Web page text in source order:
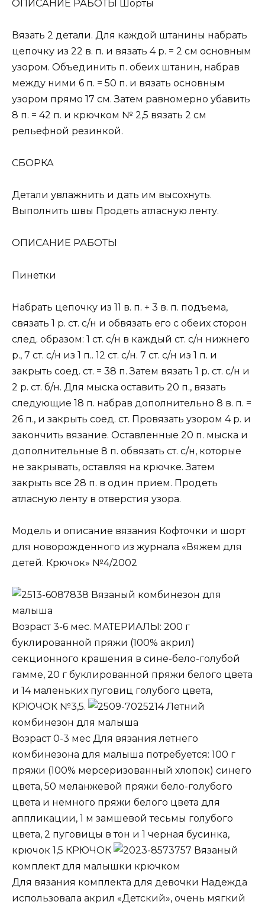
ОПИСАНИЕ РАБОТЫ Шорты
Вязать 2 детали. Для каждой штанины набрать
цепочку из 22 в. п. и вязать 4 р. = 2 см основным
узором. Объединить п. обеих штанин, набрав
между ними 6 п. = 50 п. и вязать основным
узором прямо 17 см. Затем равномерно убавить
8 п. = 42 п. и крючком № 2,5 вязать 2 см
рельефной резинкой.
СБОРКА
Детали увлажнить и дать им высохнуть.
Выполнить швы Продеть атласную ленту.
ОПИСАНИЕ РАБОТЫ
Пинетки
Набрать цепочку из 11 в. п. + 3 в. п. подъема,
связать 1 р. ст. с/н и обвязать его с обеих сторон
след. образом: 1 ст. с/н в каждый ст. с/н нижнего
р., 7 ст. с/н из 1 п.. 12 ст. с/н. 7 ст. с/н из 1 п. и
закрыть соед. ст. = 38 п. Затем вязать 1 р. ст. с/н и
2 р. ст. б/н. Для мыска оставить 20 п., вязать
следующие 18 п. набрав дополнительно 8 в. п. =
26 п., и закрыть соед. ст. Провязать узором 4 р. и
закончить вязание. Оставленные 20 п. мыска и
дополнительные 8 п. обвязать ст. с/н, которые
не закрывать, оставляя на крючке. Затем
закрыть все 28 п. в один прием. Продеть
атласную ленту в отверстия узора.
Модель и описание вязания Кофточки и шорт
для новорожденного из журнала «Вяжем для
детей. Крючок» №4/2002
Вязаный комбинезон для
малыша
Возраст 3-6 мес. МАТЕРИАЛЫ: 200 г
буклированной пряжи (100% акрил)
секционного крашения в сине-бело-голубой
гамме, 20 г буклированной пряжи белого цвета
и 14 маленьких пуговиц голубого цвета,
КРЮЧОК №3,5.
Летний
комбинезон для малыша
Возраст 0-3 мес Для вязания летнего
комбинезона для малыша потребуется: 100 г
пряжи (100% мерсеризованный хлопок) синего
цвета, 50 меланжевой пряжи бело-голубого
цвета и немного пряжи белого цвета для
аппликации, 1 м замшевой тесьмы голубого
цвета, 2 пуговицы в тон и 1 черная бусинка,
крючок 1,5 КРЮЧОК
Вязаный
комплект для малышки крючком
Для вязания комплекта для девочки Надежда
использовала акрил «Детский», очень мягкий